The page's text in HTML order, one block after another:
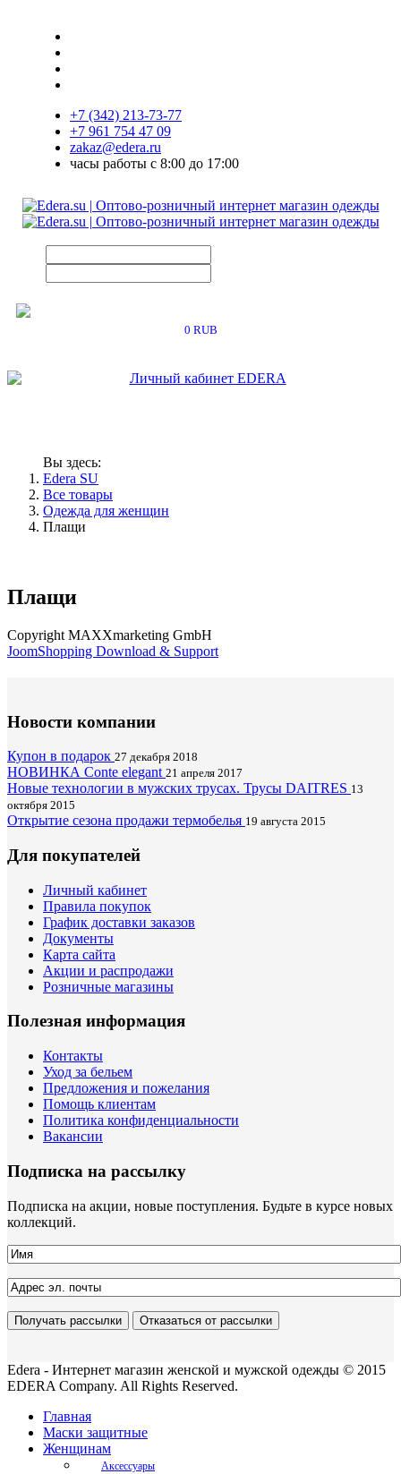
+7 (342) 213-73-77
+7 961 754 47 09
zakaz@edera.ru
часы работы с 8:00 до 17:00
0 RUB
Вы здесь:
Edera SU
Все товары
Одежда для женщин
Плащи
Плащи
Copyright MAXXmarketing GmbH
JoomShopping Download & Support
Новости компании
Купон в подарок 27 декабря 2018
НОВИНКА Conte elegant 21 апреля 2017
Новые технологии в мужских трусах. Трусы DAITRES 13
октября 2015
Открытие сезона продажи термобелья 19 августа 2015
Для покупателей
Личный кабинет
Правила покупок
График доставки заказов
Документы
Карта сайта
Акции и распродажи
Розничные магазины
Полезная информация
Контакты
Уход за бельем
Предложения и пожелания
Помощь клиентам
Политика конфиденциальности
Вакансии
Подписка на рассылку
Подписка на акции, новые поступления. Будьте в курсе новых
коллекций.
Edera - Интернет магазин женской и мужской одежды © 2015
EDERA Company. All Rights Reserved.
Главная
Маски защитные
Женщинам
Аксессуары